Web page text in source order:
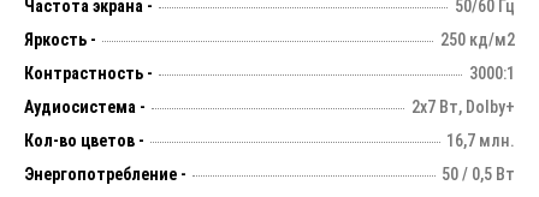
Частота экрана -
50/60 Гц
Яркость -
250 кд/м2
Контрастность -
3000:1
Аудиосистема -
2х7 Вт, Dolby+
Кол-во цветов -
16,7 млн.
Энергопотребление -
50 / 0,5 Вт